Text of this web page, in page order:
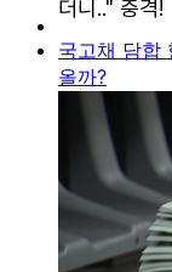
국고채 담합
올까?